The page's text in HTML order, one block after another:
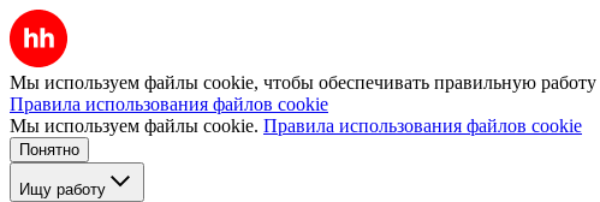
Мы используем файлы cookie, чтобы обеспечивать правильную работу
Правила использования файлов cookie
Мы используем файлы cookie. Правила использования файлов cookie
Понятно
Ищу работу